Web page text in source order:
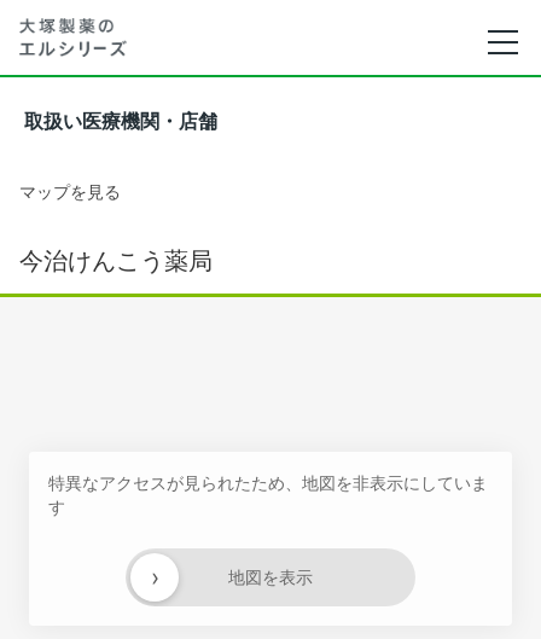
取扱い医療機関・店舗
マップを見る
今治けんこう薬局
特異なアクセスが見られたため、地図を非表示にしていま
す
地図を表示
›